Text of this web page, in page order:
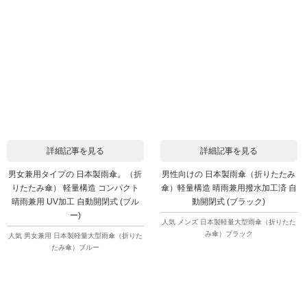
詳細記事を見る
男女兼用タイプの 日本製雨傘。（折
りたたみ傘） 軽量構造 コンパクト
晴雨兼用 UV加工 自動開閉式 (ブル
ー)
人気 男女兼用 日本製軽量大型雨傘（折りた
たみ傘）ブルー
詳細記事を見る
男性向けの 日本製雨傘（折りたたみ
傘）軽量構造 晴雨兼用撥水加工済 自
動開閉式 (ブラック)
人気 メンズ 日本製軽量大型雨傘（折りたた
み傘）ブラック